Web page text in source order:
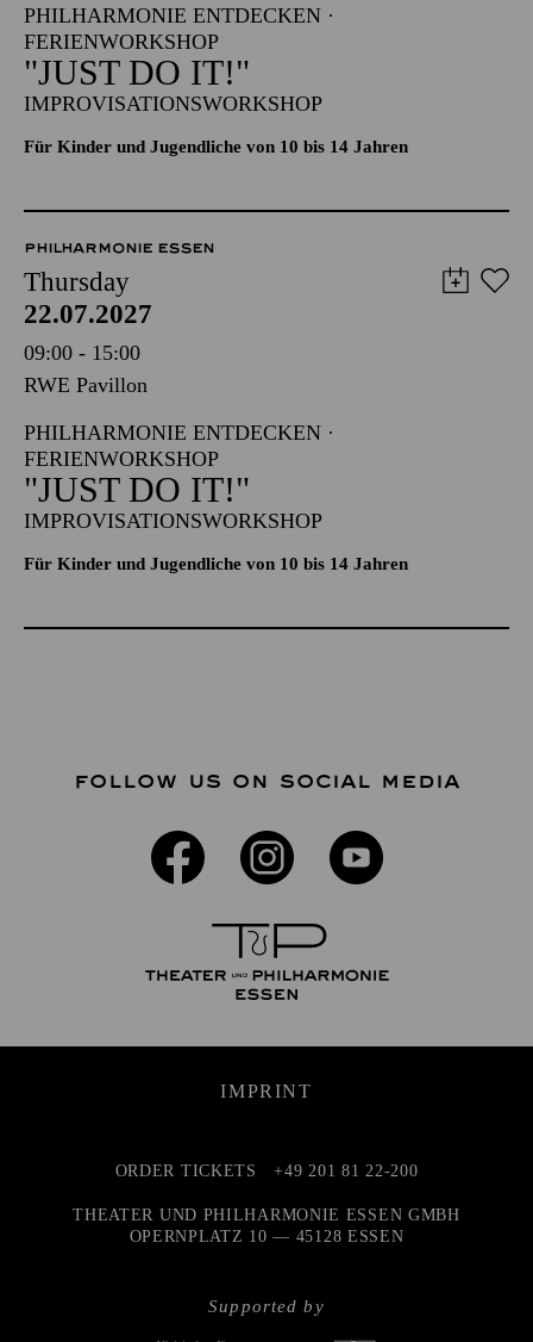
PHILHARMONIE ENTDECKEN ·
FERIENWORKSHOP
"JUST DO IT!"
IMPROVISATIONSWORKSHOP
Für Kinder und Jugendliche von 10 bis 14 Jahren
PHILHARMONIE ESSEN
Thursday
22.07.2027
09:00 - 15:00
RWE Pavillon
PHILHARMONIE ENTDECKEN ·
FERIENWORKSHOP
"JUST DO IT!"
IMPROVISATIONSWORKSHOP
Für Kinder und Jugendliche von 10 bis 14 Jahren
FOLLOW US ON SOCIAL MEDIA
IMPRINT
Supported by
ORDER TICKETS +49 201 81 22-200
THEATER UND PHILHARMONIE ESSEN GMBH
OPERNPLATZ 10 — 45128 ESSEN